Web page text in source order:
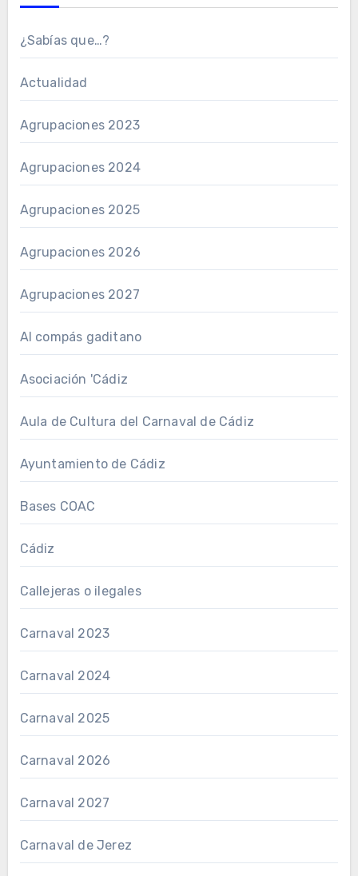
¿Sabías que…?
Actualidad
Agrupaciones 2023
Agrupaciones 2024
Agrupaciones 2025
Agrupaciones 2026
Agrupaciones 2027
Al compás gaditano
Asociación 'Cádiz
Aula de Cultura del Carnaval de Cádiz
Ayuntamiento de Cádiz
Bases COAC
Cádiz
Callejeras o ilegales
Carnaval 2023
Carnaval 2024
Carnaval 2025
Carnaval 2026
Carnaval 2027
Carnaval de Jerez